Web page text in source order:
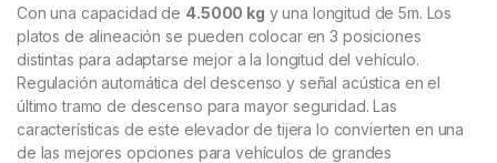
Con una capacidad de 4.5000 kg y una longitud de 5m. Los
platos de alineación se pueden colocar en 3 posiciones
distintas para adaptarse mejor a la longitud del vehículo.
Regulación automática del descenso y señal acústica en el
último tramo de descenso para mayor seguridad. Las
características de este elevador de tijera lo convierten en una
de las mejores opciones para vehículos de grandes